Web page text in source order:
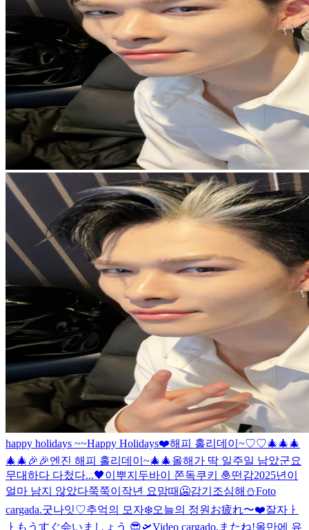
happy holidays ~~Happy Holidays❤️해피 홀리데이~♡♡🎄🎄🎄
🎄🎄🎉🎉엔진 해피 홀리데이~🎄🎄올해가 딱 일주일 남았군요
무대하다 다첬다...🖤이뿌지 두바이 쫀독쿠키 🧆떤감2025년이
얼마 남지 않았다쭉쭉이 작년 요맘때 🥶감기조심해⛄️Foto
cargada.굿나잇♡추억의 모자❄️오늘의 정원 お疲れ〜❤️잘자ㅏ
ㅏ もうすぐ会いましょう 😎🛫Video cargado. またね!올만에 유